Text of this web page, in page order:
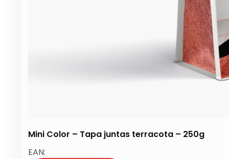
Mini Color – Tapa juntas terracota – 250g
EAN: